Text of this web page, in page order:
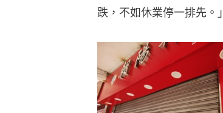
跌，不如休業停一排先。」